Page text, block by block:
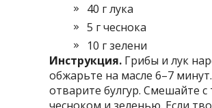
40 г лука
5 г чеснока
10 г зелени
Инструкция. Грибы и лук
обжарьте на масле 6–7
отварите булгур. Смешайте с